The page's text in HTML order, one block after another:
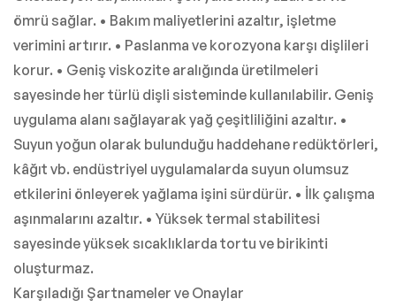
ömrü sağlar. • Bakım maliyetlerini azaltır, işletme
verimini artırır. • Paslanma ve korozyona karşı dişlileri
korur. • Geniş viskozite aralığında üretilmeleri
sayesinde her türlü dişli sisteminde kullanılabilir. Geniş
uygulama alanı sağlayarak yağ çeşitliliğini azaltır. •
Suyun yoğun olarak bulunduğu haddehane redüktörleri,
kâğıt vb. endüstriyel uygulamalarda suyun olumsuz
etkilerini önleyerek yağlama işini sürdürür. • İlk çalışma
aşınmalarını azaltır. • Yüksek termal stabilitesi
sayesinde yüksek sıcaklıklarda tortu ve birikinti
oluşturmaz.
Karşıladığı Şartnameler ve Onaylar